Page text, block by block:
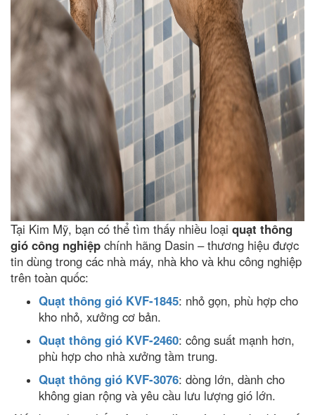
Tại Kim Mỹ, bạn có thể tìm thấy nhiều loại quạt thông
gió công nghiệp chính hãng Dasin – thương hiệu được
tin dùng trong các nhà máy, nhà kho và khu công nghiệp
trên toàn quốc:
Quạt thông gió KVF-1845: nhỏ gọn, phù hợp cho
kho nhỏ, xưởng cơ bản.
Quạt thông gió KVF-2460: công suất mạnh hơn,
phù hợp cho nhà xưởng tầm trung.
Quạt thông gió KVF-3076: dòng lớn, dành cho
không gian rộng và yêu cầu lưu lượng gió lớn.